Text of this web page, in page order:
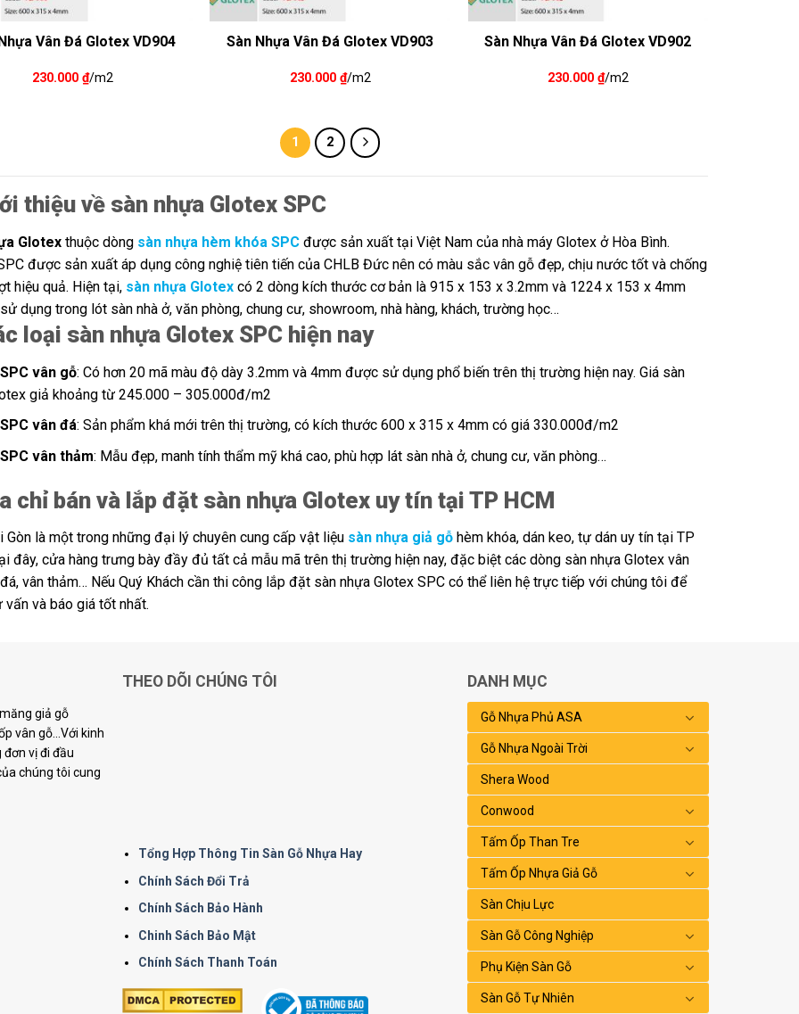
Vân Đá Glotex VD904
230.000 ₫/m2
Sàn Nhựa Vân Đá Glotex VD903
230.000 ₫/m2
Sàn Nhựa Vân Đá Glotex VD902
230.000 ₫/m2
1 2
thiệu về sàn nhựa Glotex SPC
Glotexthuộc dòng sàn nhựa hèm khóa SPCđược sản xuất tại Việt Nam của nhà máy Glotex ở Hòa Bình.
được sản xuất áp dụng công nghiệ tiên tiến của CHLB Đức nên có màu sắc vân gỗ đẹp, chịu nước tốt và chống
hiệu quả. Hiện tại, sàn nhựa Glotexcó 2 dòng kích thước cơ bản là 915 x 153 x 3.2mm và 1224 x 153 x 4mm
dụng trong lót sàn nhà ở, văn phòng, chung cư, showroom, nhà hàng, khách, trường học…
loại sàn nhựa Glotex SPC hiện nay
vân gỗ: Có hơn 20 mã màu độ dày 3.2mm và 4mm được sử dụng phổ biến trên thị trường hiện nay. Giá sàn
giả khoảng từ 245.000 – 305.000đ/m2
vân đá: Sản phẩm khá mới trên thị trường, có kích thước 600 x 315 x 4mm có giá 330.000đ/m2
vân thảm: Mẫu đẹp, manh tính thẩm mỹ khá cao, phù hợp lát sàn nhà ở, chung cư, văn phòng…
chỉ bán và lắp đặt sàn nhựa Glotex uy tín tại TP HCM
Gòn là một trong những đại lý chuyên cung cấp vật liệu sàn nhựa giả gỗhèm khóa, dán keo, tự dán uy tín tại TP
đây, cửa hàng trưng bày đầy đủ tất cả mẫu mã trên thị trường hiện nay, đặc biệt các dòng sàn nhựa Glotex vân
vân thảm… Nếu Quý Khách cần thi công lắp đặt sàn nhựa Glotex SPC có thể liên hệ trực tiếp với chúng tôi để
và báo giá tốt nhất.
giả gỗ
vân gỗ...Với kinh
vị đi đầu
chúng tôi cung
THEO DÕI CHÚNG TÔI
Tổng Hợp Thông Tin Sàn Gỗ Nhựa Hay
Chính Sách Đổi Trả
Chính Sách Bảo Hành
Chinh Sách Bảo Mật
Chính Sách Thanh Toán
DANH MỤC
Gỗ Nhựa Phủ ASA
Gỗ Nhựa Ngoài Trời
Shera Wood
Conwood
Tấm Ốp Than Tre
Tấm Ốp Nhựa Giả Gỗ
Sàn Chịu Lực
Sàn Gỗ Công Nghiệp
Phụ Kiện Sàn Gỗ
Sàn Gỗ Tự Nhiên